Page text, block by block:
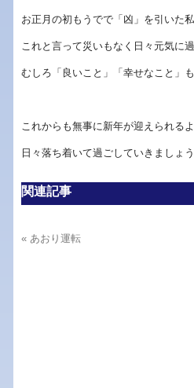
お正月の初もうでで「凶」を引いた私
これと言って災いもなく日々元気に
むしろ「良いこと」「幸せなこと」
これからも無事に新年が迎えられる
日々落ち着いて過ごしていきましょう
関連記事
« あおり運転